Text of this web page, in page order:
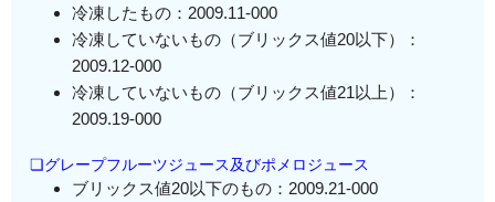
冷凍したもの：2009.11-000
冷凍していないもの（ブリックス値20以下）：
2009.12-000
冷凍していないもの（ブリックス値21以上）：
2009.19-000
❏グレープフルーツジュース及びポメロジュース
ブリックス値20以下のもの：2009.21-000